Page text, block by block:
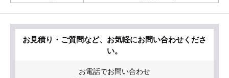
お見積り・ご質問など、お気軽にお問い合わせくださ
い。
お電話でお問い合わせ